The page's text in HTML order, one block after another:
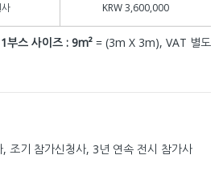
KRW 3,600,000
1부스 사이즈 : 9m² = (3m X 3m), VAT 별도
조기 참가신청사, 3년 연속 전시 참가사